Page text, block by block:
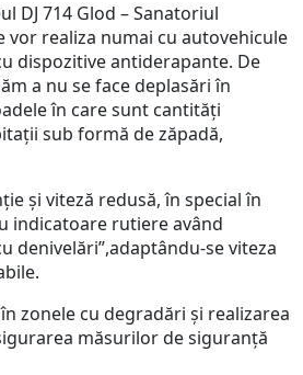
DJ 714 Glod – Sanatoriul
vor realiza numai cu autovehicule
dispozitive antiderapante. De
a nu se face deplasări în
în care sunt cantităţi
sub formă de zăpadă,
şi viteză redusă, în special în
indicatoare rutiere având
denivelări”,adaptându-se viteza
zonele cu degradări şi realizarea
măsurilor de siguranţă